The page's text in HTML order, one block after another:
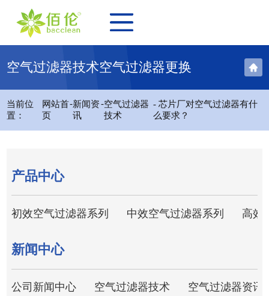
空气过滤器技术空气过滤器更换
当前位
置：
网站首
页
-新闻资
讯
-空气过滤器
技术
- 芯片厂对空气过滤器有什
么要求？
产品中心
初效空气过滤器系列 中效空气过滤器系列 高效
新闻中心
公司新闻中心 空气过滤器技术 空气过滤器资讯